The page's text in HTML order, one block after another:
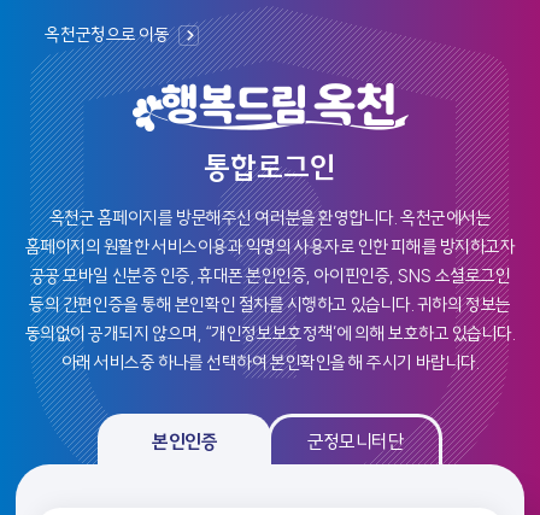
옥천군청으로 이동
통합로그인
옥천군 홈페이지를 방문해주신 여러분을 환영합니다.옥천군에서는
홈페이지의 원활한 서비스이용과 익명의 사용자로 인한 피해를 방지하고자
공공 모바일 신분증 인증, 휴대폰 본인인증, 아이핀인증, SNS 소셜로그인
등의간편인증을 통해 본인확인 절차를 시행하고 있습니다. 귀하의 정보는
동의없이 공개되지 않으며, “개인정보보호정책’에 의해 보호하고 있습니다.
아래 서비스중 하나를 선택하여 본인확인을 해 주시기 바랍니다.
본인인증 군정모니터단